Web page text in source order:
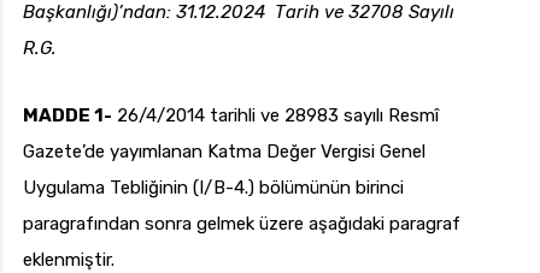
Başkanlığı)’ndan: 31.12.2024 Tarih ve 32708 Sayılı
R.G.
MADDE 1- 26/4/2014 tarihli ve 28983 sayılı Resmî
Gazete’de yayımlanan Katma Değer Vergisi Genel
Uygulama Tebliğinin (I/B-4.) bölümünün birinci
paragrafından sonra gelmek üzere aşağıdaki paragraf
eklenmiştir.